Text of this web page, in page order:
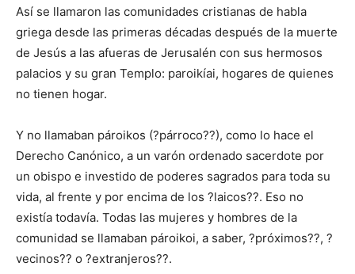
Así se llamaron las comunidades cristianas de habla
griega desde las primeras décadas después de la muerte
de Jesús a las afueras de Jerusalén con sus hermosos
palacios y su gran Templo: paroikíai, hogares de quienes
no tienen hogar.
Y no llamaban pároikos (?párroco??), como lo hace el
Derecho Canónico, a un varón ordenado sacerdote por
un obispo e investido de poderes sagrados para toda su
vida, al frente y por encima de los ?laicos??. Eso no
existía todavía. Todas las mujeres y hombres de la
comunidad se llamaban pároikoi, a saber, ?próximos??, ?
vecinos?? o ?extranjeros??.